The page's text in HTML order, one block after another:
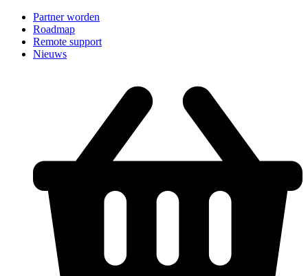
Partner worden
Roadmap
Remote support
Nieuws